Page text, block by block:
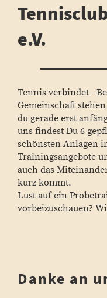
e.V.
Tennis verbindet -
Gemeinschaft
du gerade erst
uns findest Du 6
schönsten Anlagen
Trainingsangebote
auch das
kurz kommt.
Lust auf ein
vorbeizuschauen?
Danke an